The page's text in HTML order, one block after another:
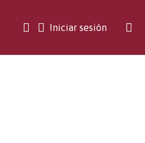
Iniciar sesión(current)